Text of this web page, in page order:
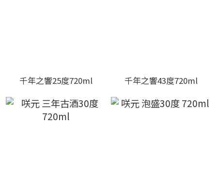
千年之響25度720ml 千年之響43度720ml